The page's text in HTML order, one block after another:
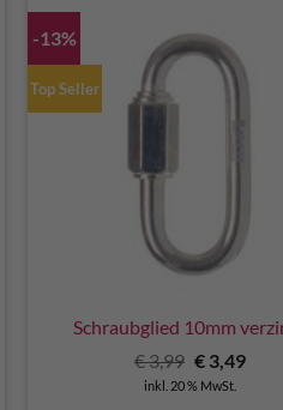
-13%
Top Seller
Schraubglied 10mm
€3,99
Preis
war:
€3,49
inkl. 20 % MwSt.